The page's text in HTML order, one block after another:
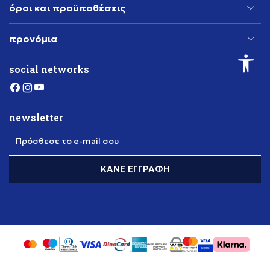
όροι και προϋποθέσεις
προνόμια
social networks
newsletter
Πρόσθεσε το e-mail σου
ΚΆΝΕ ΕΓΓΡΑΦΉ